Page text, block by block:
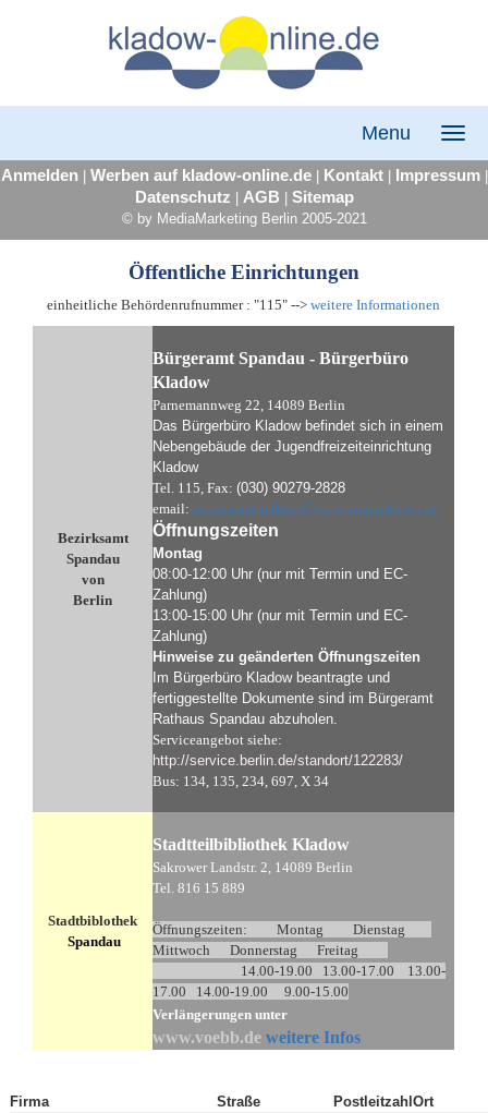
Menu
Anmelden| Werben auf kladow-online.de| Kontakt| Impressum|
Datenschutz AGB Sitemap
© by MediaMarketing Berlin 2005-2021
Öffentliche Einrichtungen
einheitliche Behördenrufnummer : "115" -->weitere Informationen
Bezirksamt
Spandau
von
Berlin
Bürgeramt Spandau -Bürgerbüro
Kladow
Parnemannweg 22, 14089 Berlin
Das Bürgerbüro Kladow befindet sich in einem
Nebengebäude der Jugendfreizeiteinrichtung
Kladow
Tel. 115, Fax:(030) 90279-2828
email:buergeramt-rathaus@ba-spandau.berlin.de
Öffnungszeiten
Montag
08:00-12:00 Uhr (nur mit Termin und EC-
Zahlung)
13:00-15:00 Uhr (nur mit Termin und EC-
Zahlung)
Hinweise zu geänderten Öffnungszeiten
Im Bürgerbüro Kladow beantragte und
fertiggestellte Dokumente sind im Bürgeramt
Rathaus Spandau abzuholen.
Serviceangebot siehe:
http://service.berlin.de/standort/122283/
Bus: 134, 135, 234, 697, X 34
Stadtbiblothek
Spandau
Stadtteilbibliothek Kladow
Sakrower Landstr. 2, 14089 Berlin
Tel. 816 15 889
Öffnungszeiten: Montag Dienstag
Mittwoch Donnerstag Freitag
14.00-19.00 13.00-17.00 13.00-
17.00 14.00-19.00 9.00-15.00
Verlängerungen unter
www.voebb.de weitere Infos
Firma Straße Postleitzahl Ort